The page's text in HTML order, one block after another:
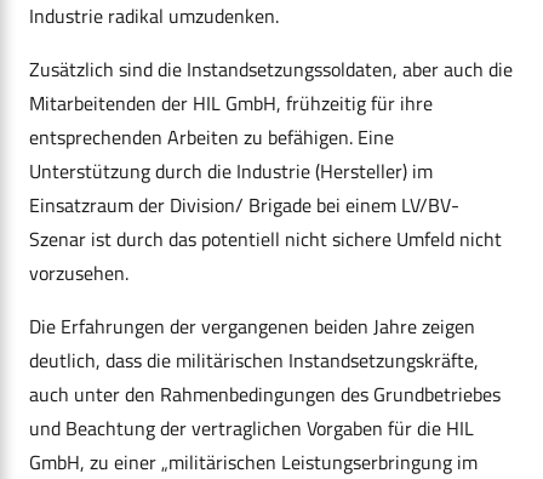
Industrie radikal umzudenken.
Zusätzlich sind die Instandsetzungssoldaten, aber auch die
Mitarbeitenden der HIL GmbH, frühzeitig für ihre
entsprechenden Arbeiten zu befähigen. Eine
Unterstützung durch die Industrie (Hersteller) im
Einsatzraum der Division/ Brigade bei einem LV/BV-
Szenar ist durch das potentiell nicht sichere Umfeld nicht
vorzusehen.
Die Erfahrungen der vergangenen beiden Jahre zeigen
deutlich, dass die militärischen Instandsetzungskräfte,
auch unter den Rahmenbedingungen des Grundbetriebes
und Beachtung der vertraglichen Vorgaben für die HIL
GmbH, zu einer „militärischen Leistungserbringung im